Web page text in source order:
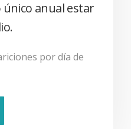
anual estar
por día de